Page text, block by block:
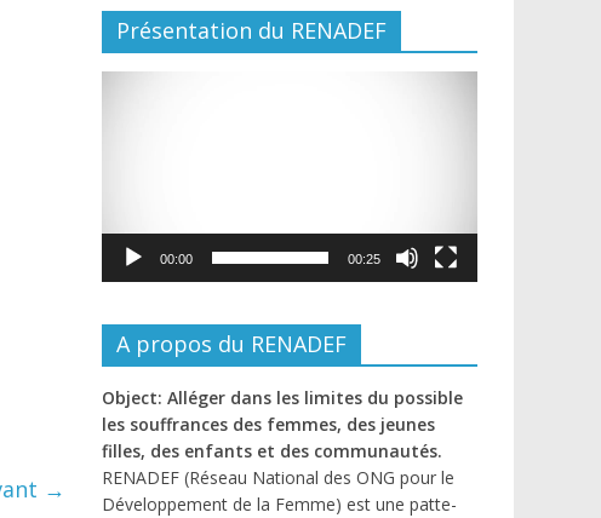
→
Présentation du RENADEF
00:00 00:25
A propos du RENADEF
Object: Alléger dans les limites du possible
les souffrances des femmes, des jeunes
filles, des enfants et des communautés.
RENADEF (Réseau National des ONG pour le
Développement de la Femme) est une patte-